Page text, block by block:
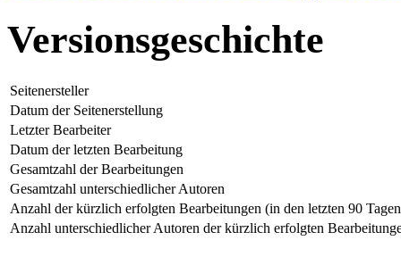
Versionsgeschichte
Seitenersteller
Datum der Seitenerstellung
Letzter Bearbeiter
Datum der letzten Bearbeitung
Gesamtzahl der Bearbeitungen
Gesamtzahl unterschiedlicher Autoren
Anzahl der kürzlich erfolgten Bearbeitungen (in den letzten 90
Anzahl unterschiedlicher Autoren der kürzlich erfolgten